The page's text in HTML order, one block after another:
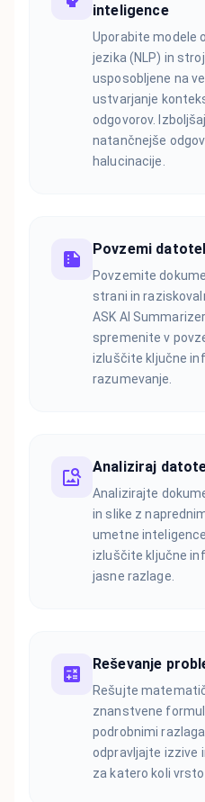
inteligence
Uporabite modele
jezika (NLP) in
usposobljene na
ustvarjanje
odgovorov.
natančnejše
halucinacije.
Povzemi
Povzemite
strani in
ASK AI
spremenite v
izluščite ključne
razumevanje.
Analiziraj
Analizirajte
in slike z
umetne
izluščite ključne
jasne razlage.
Reševanje
Rešujte
znanstvene
podrobnimi
odpravljajte izzive
za katero koli vrsto